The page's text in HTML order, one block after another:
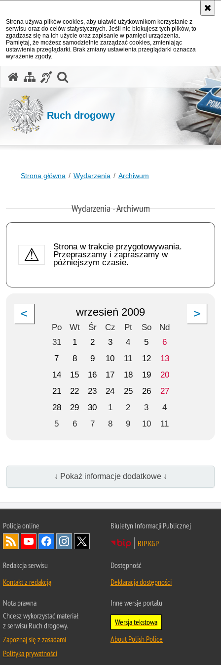
Strona używa plików cookies, aby ułatwić użytkownikom korzystanie z
serwisu oraz do celów statystycznych. Jeśli nie blokujesz tych plików, to
zgadzasz się na ich użycie oraz zapisanie w pamięci urządzenia.
Pamiętaj, że możesz samodzielnie zarządzać cookies, zmieniając
ustawienia przeglądarki. Brak zmiany ustawienia przeglądarki oznacza
wyrażenie zgody.
Ruch drogowy
Strona główna Wydarzenia Archiwum
Wydarzenia - Archiwum
Strona w trakcie przygotowywania.
Przepraszamy i zapraszamy w
późniejszym czasie.
wrzesień 2009
Po Wt Śr Cz Pt So
Nd
31
1 2 3 4 5
6
7
8 9 10 11 12
13
14
15 16 17 18 19
20
21
22 23 24 25 26
27
28
29 30 1 2 3
4
5
6 7 8 9 10 11
↓ Pokaż informacje dodatkowe ↓
Policjaonline
Biuletyn Informacji Publicznej
BIP KGP
Redakcja serwisu
Kontakt z redakcją
Dostępność
Deklaracja dostępności
Nota prawna
Chcesz wykorzystać materiał
z serwisu Ruch drogowy.
Zapoznaj się z zasadami
Polityka prywatności
Inne wersje portalu
Wersja tekstowa
About Polish Police